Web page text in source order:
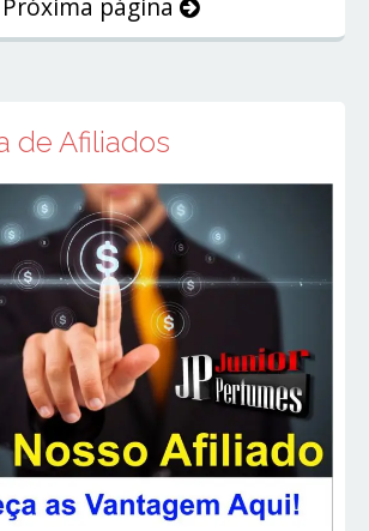
Próxima página
de Afiliados